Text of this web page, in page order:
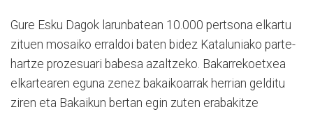
Gure Esku Dagok larunbatean 10.000 pertsona elkartu
zituen mosaiko erraldoi baten bidez Kataluniako parte-
hartze prozesuari babesa azaltzeko. Bakarrekoetxea
elkartearen eguna zenez bakaikoarrak herrian gelditu
ziren eta Bakaikun bertan egin zuten erabakitze